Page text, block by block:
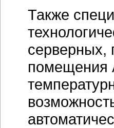
Также
серверных,
помещения